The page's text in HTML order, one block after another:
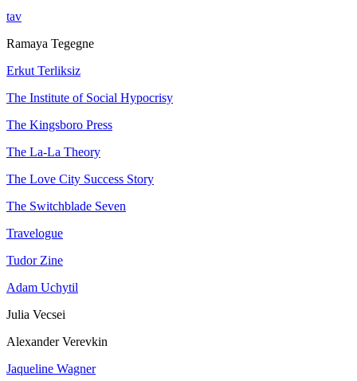
tav
Ramaya Tegegne
Erkut Terliksiz
The Institute of Social Hypocrisy
The Kingsboro Press
The La-La Theory
The Love City Success Story
The Switchblade Seven
Travelogue
Tudor Zine
Adam Uchytil
Julia Vecsei
Alexander Verevkin
Jaqueline Wagner